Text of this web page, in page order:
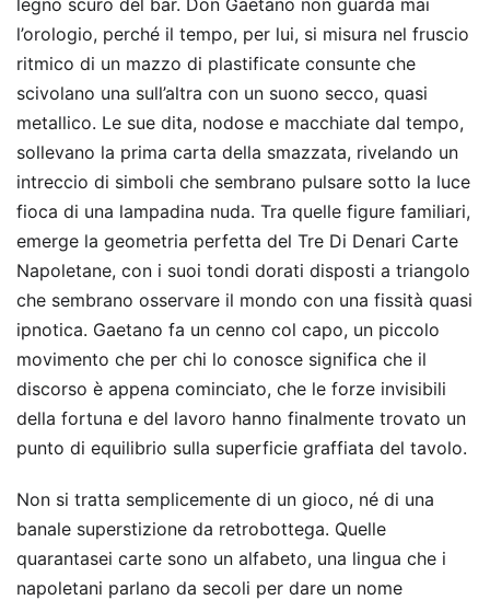
l’orologio, perché il tempo, per lui, si misura nel fruscio
ritmico di un mazzo di plastificate consunte che
scivolano una sull’altra con un suono secco, quasi
metallico. Le sue dita, nodose e macchiate dal tempo,
sollevano la prima carta della smazzata, rivelando un
intreccio di simboli che sembrano pulsare sotto la luce
fioca di una lampadina nuda. Tra quelle figure familiari,
emerge la geometria perfetta del Tre Di Denari Carte
Napoletane, con i suoi tondi dorati disposti a triangolo
che sembrano osservare il mondo con una fissità quasi
ipnotica. Gaetano fa un cenno col capo, un piccolo
movimento che per chi lo conosce significa che il
discorso è appena cominciato, che le forze invisibili
della fortuna e del lavoro hanno finalmente trovato un
punto di equilibrio sulla superficie graffiata del tavolo.
Non si tratta semplicemente di un gioco, né di una
banale superstizione da retrobottega. Quelle
quarantasei carte sono un alfabeto, una lingua che i
napoletani parlano da secoli per dare un nome